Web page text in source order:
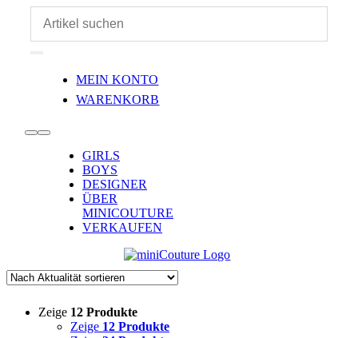
springen
Navigation
MEIN KONTO
WARENKORB
Toggle
Navigation
GIRLS
BOYS
DESIGNER
ÜBER
MINICOUTURE
VERKAUFEN
Zeige 12 Produkte
Zeige 12 Produkte